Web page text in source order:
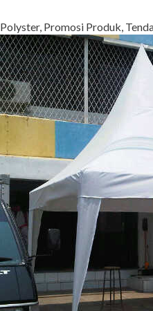
Polyster, Promosi Produk,